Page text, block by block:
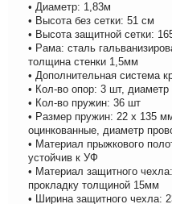
• Диаметр: 1,83м
• Высота без сетки: 51 см
• Высота защитной сетки:
• Рама: сталь
толщина стенки 1,5мм
• Дополнительная система
• Кол-во опор: 3 шт,
• Кол-во пружин: 36 шт
• Размер пружин: 22 х 135
оцинкованные, диаметр
• Материал прыжкового
устойчив к УФ
• Материал защитного
прокладку толщиной 15мм
• Ширина защитного чехла: